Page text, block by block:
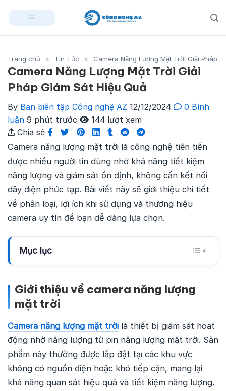
Trang chủ » Tin Tức » Camera Năng Lượng Mặt Trời Giải Pháp
Camera Năng Lượng Mặt Trời Giải
Pháp Giám Sát Hiệu Quả
By Ban biên tập Công nghệ AZ 12/12/2024
0 Bình
luận 9 phút trước
144 lượt xem
Chia sẻ
Camera năng lượng mặt trời là công nghệ tiên tiến
được nhiều người tin dùng nhờ khả năng tiết kiệm
năng lượng và giám sát ổn định, không cần kết nối
dây điện phức tạp. Bài viết này sẽ giới thiệu chi tiết
về phân loại, lợi ích khi sử dụng và thương hiệu
camera uy tín để bạn dễ dàng lựa chọn.
Mục lục
Giới thiệu về camera năng lượng
mặt trời
Camera năng lượng mặt trời là thiết bị giám sát hoạt
động nhờ năng lượng từ pin năng lượng mặt trời. Sản
phẩm này thường được lắp đặt tại các khu vực
không có nguồn điện hoặc khó tiếp cận, mang lại
khả năng quan sát hiệu quả và tiết kiệm năng lượng.